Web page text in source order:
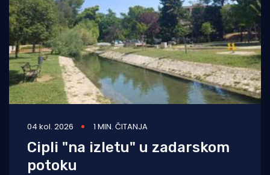
04 kol. 2026 1 MIN. ČITANJA
Cipli "na izletu" u zadarskom
potoku